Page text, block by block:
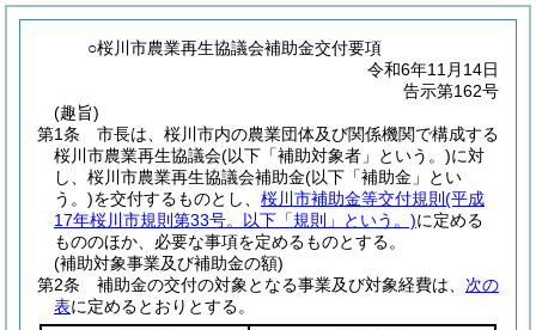
○桜川市農業再生協議会補助金交付要項
令和6年11月14日
告示第162号
(趣旨)
第1条
市長は、桜川市内の農業団体及び関係機関で構成する
桜川市農業再生協議会(以下「補助対象者」という。)に対
し、桜川市農業再生協議会補助金(以下「補助金」とい
う。)を交付するものとし、 桜川市補助金等交付規則 (平成
17年桜川市規則第33号。以下「規則」という。)に定める
もののほか、必要な事項を定めるものとする。
(補助対象事業及び補助金の額)
第2条
補助金の交付の対象となる事業及び対象経費は、 次の
表に定めるとおりとする。